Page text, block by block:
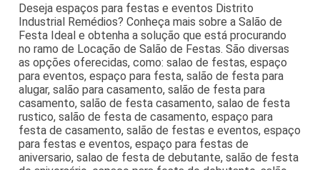
Deseja espaços para festas e eventos Distrito
Industrial Remédios? Conheça mais sobre a Salão de
Festa Ideal e obtenha a solução que está procurando
no ramo de Locação de Salão de Festas. São diversas
as opções oferecidas, como: salao de festas, espaço
para eventos, espaço para festa, salão de festa para
alugar, salão para casamento, salão de festa para
casamento, salão de festa casamento, salao de festa
rustico, salão de festa de casamento, espaço para
festa de casamento, salão de festas e eventos, espaço
para festas e eventos, espaço para festas de
aniversario, salao de festa de debutante, salão de festa